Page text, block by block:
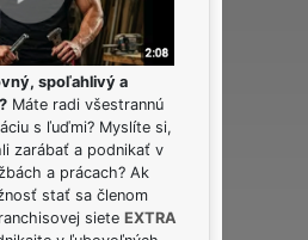
spoľahlivý a
Máte radi všestrannú
s ľuďmi? Myslíte si,
zarábať a podnikať v
a prácach? Ak
stať sa členom
siete EXTRA